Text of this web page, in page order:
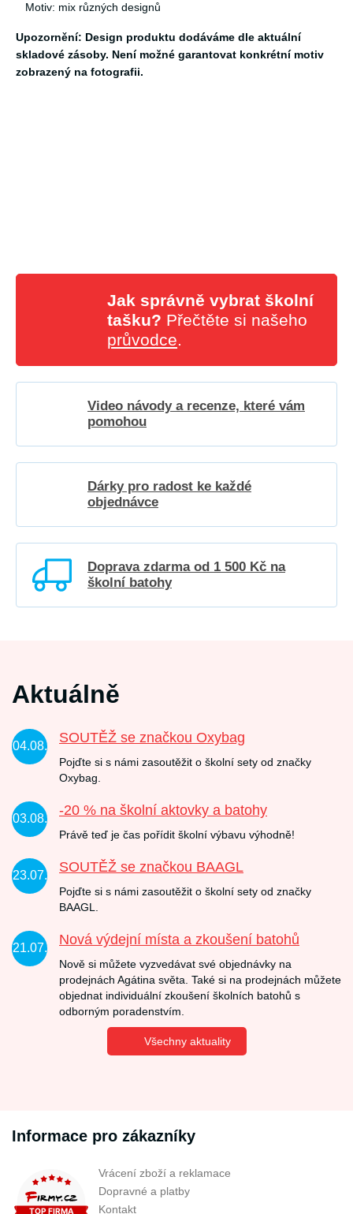
Motiv: mix různých designů
Upozornění: Design produktu dodáváme dle aktuální
skladové zásoby. Není možné garantovat konkrétní motiv
zobrazený na fotografii.
Jak správně vybrat školní
tašku? Přečtěte si našeho
průvodce.
Video návody a recenze, které vám
pomohou
Dárky pro radost ke každé
objednávce
Doprava zdarma od 1 500 Kč na
školní batohy
Aktuálně
04.08.
SOUTĚŽ se značkou Oxybag
Pojďte si s námi zasoutěžit o školní sety od značky
Oxybag.
03.08.
-20 % na školní aktovky a batohy
Právě teď je čas pořídit školní výbavu výhodně!
23.07.
SOUTĚŽ se značkou BAAGL
Pojďte si s námi zasoutěžit o školní sety od značky
BAAGL.
21.07.
Nová výdejní místa a zkoušení batohů
Nově si můžete vyzvedávat své objednávky na
prodejnách Agátina světa. Také si na prodejnách můžete
objednat individuální zkoušení školních batohů s
odborným poradenstvím.
Všechny aktuality
Informace pro zákazníky
Vrácení zboží a reklamace
Dopravné a platby
Kontakt